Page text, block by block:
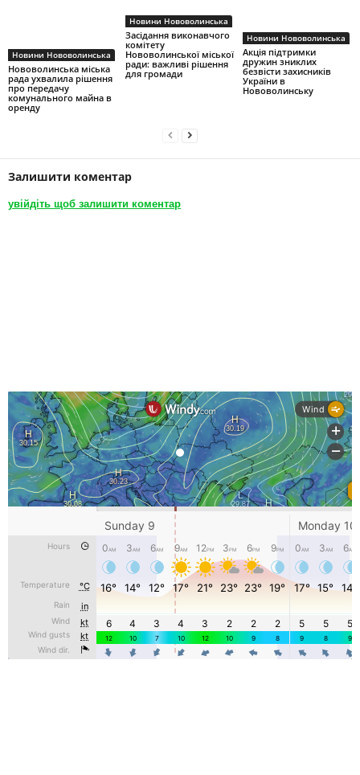
Новини Нововолинська
Нововолинська міська
рада ухвалила рішення
про передачу
комунального майна в
оренду
Новини Нововолинська
Засідання виконавчого
комітету
Нововолинської міської
ради: важливі рішення
для громади
Новини Нововолинська
Акція підтримки
дружин зниклих
безвісти захисників
України в
Нововолинську
Залишити коментар
увійдіть щоб залишити коментар